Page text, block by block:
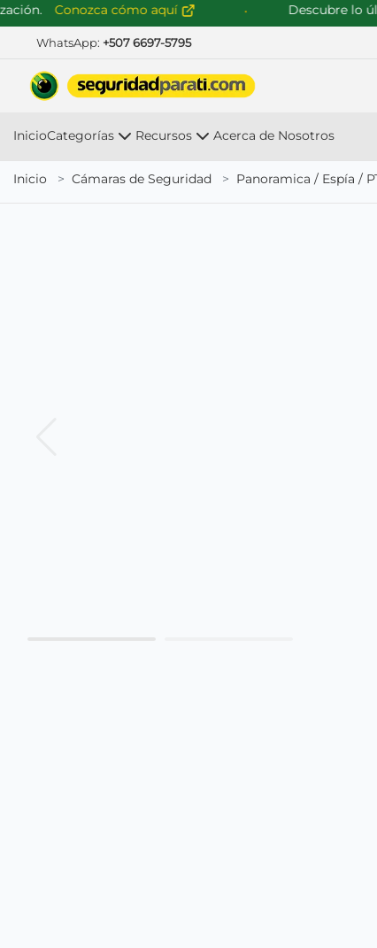
Conozca cómo aquí Descubre lo
WhatsApp: +507 6697-5795
InicioCategorías Recursos Acerca de Nosotros
Inicio Cámaras de Seguridad Panoramica / Espía /